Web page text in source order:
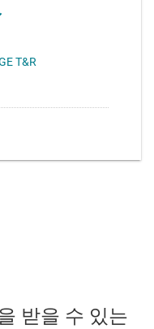
받을 수 있는